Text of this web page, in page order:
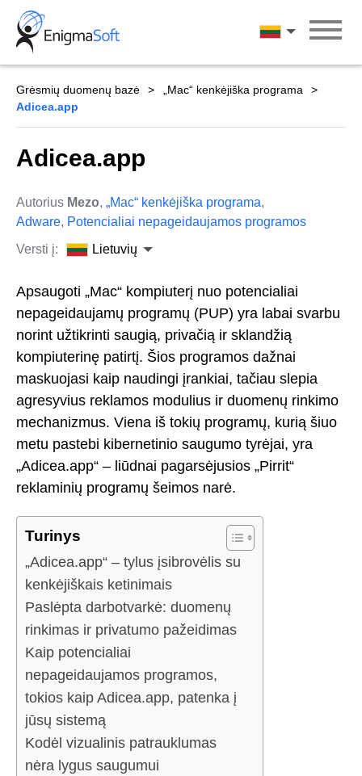
Skip
content
Lietuvių
Grėsmių duomenų bazė
„Mac“ kenkėjiška programa
Adicea.app
Adicea.app
Autorius Mezo, „Mac“ kenkėjiška programa,
Adware, Potencialiai nepageidaujamos programos
Versti į:
Lietuvių
Apsaugoti „Mac“ kompiuterį nuo potencialiai
nepageidaujamų programų (PUP) yra labai svarbu
norint užtikrinti saugią, privačią ir sklandžią
kompiuterinę patirtį. Šios programos dažnai
maskuojasi kaip naudingi įrankiai, tačiau slepia
agresyvius reklamos modulius ir duomenų rinkimo
mechanizmus. Viena iš tokių programų, kurią šiuo
metu pastebi kibernetinio saugumo tyrėjai, yra
„Adicea.app“ – liūdnai pagarsėjusios „Pirrit“
reklaminių programų šeimos narė.
Turinys
„Adicea.app“ – tylus įsibrovėlis su
kenkėjiškais ketinimais
Paslėpta darbotvarkė: duomenų
rinkimas ir privatumo pažeidimas
Kaip potencialiai
nepageidaujamos programos,
tokios kaip Adicea.app, patenka į
jūsų sistemą
Kodėl vizualinis patrauklumas
nėra lygus saugumui